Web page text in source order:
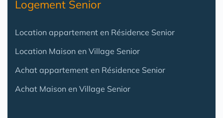
Logement Senior
Location appartement en Résidence Senior
Location Maison en Village Senior
Achat appartement en Résidence Senior
Achat Maison en Village Senior